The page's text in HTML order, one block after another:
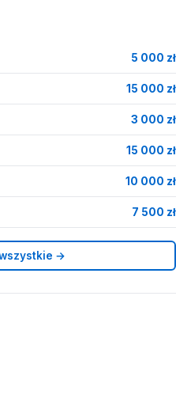
5 000 zł
15 000 zł
3 000 zł
15 000 zł
10 000 zł
7 500 zł
→